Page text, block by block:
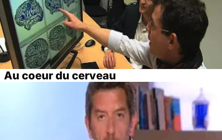
Au coeur du cerveau